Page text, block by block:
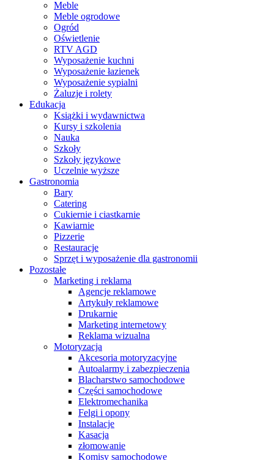
Meble
Meble ogrodowe
Ogród
Oświetlenie
RTV AGD
Wyposażenie kuchni
Wyposażenie łazienek
Wyposażenie sypialni
Żaluzje i rolety
Edukacja
Książki i wydawnictwa
Kursy i szkolenia
Nauka
Szkoły
Szkoły językowe
Uczelnie wyższe
Gastronomia
Bary
Catering
Cukiernie i ciastkarnie
Kawiarnie
Pizzerie
Restauracje
Sprzęt i wyposażenie dla gastronomii
Pozostałe
Marketing i reklama
Agencje reklamowe
Artykuły reklamowe
Drukarnie
Marketing internetowy
Reklama wizualna
Motoryzacja
Akcesoria motoryzacyjne
Autoalarmy i zabezpieczenia
Blacharstwo samochodowe
Części samochodowe
Elektromechanika
Felgi i opony
Instalacje
Kasacja
złomowanie
Komisy samochodowe